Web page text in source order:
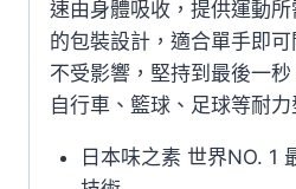
速由身體吸收，提供運動
的包裝設計，適合單手即
不受影響，堅持到最後一秒
自行車、籃球、足球等耐力
日本味之素 世界NO. 1